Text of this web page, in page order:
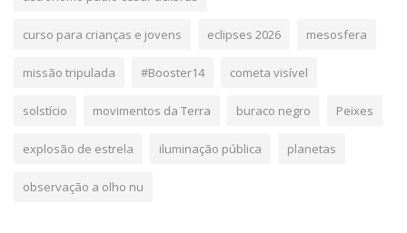
curso para crianças e jovens eclipses 2026 mesosfera
missão tripulada #Booster14 cometa visível
solstício movimentos da Terra buraco negro Peixes
explosão de estrela iluminação pública planetas
observação a olho nu